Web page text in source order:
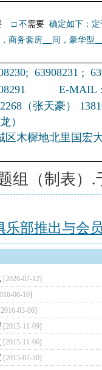
□ 不需要 确定如下：
商务套房 间，豪华型
63908231 ;
E-MAIL
（张天豪）
）
区木樨地北里国宏
组（制表） .
乐部推出与会
[2026-07-12]
06-10]
[2016-03-06]
[2015-11-09]
[2015-11-06]
[2015-07-30]